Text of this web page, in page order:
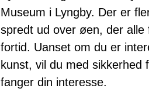
Museum i Lyngby. Der er
spredt ud over øen, der
fortid. Uanset om du er
kunst, vil du med
fanger din interesse.